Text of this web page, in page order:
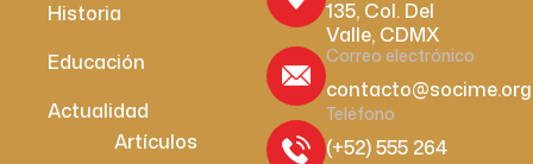
Historia
Educación
Actualidad
Artículos
135, Col. Del
Valle, CDMX
Correo electrónico
contacto@socime.org
Teléfono
(+52) 555 264